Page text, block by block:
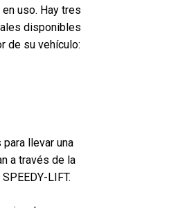
uso. Hay tres
disponibles
de su vehículo:
llevar una
a través de la
LIFT.